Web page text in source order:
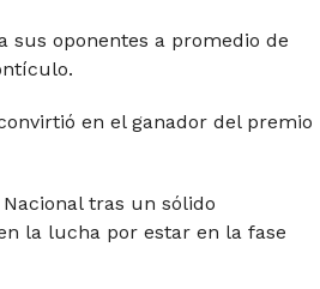
sus oponentes a promedio de
en el ganador del premio
tras un sólido
la lucha por estar en la fase